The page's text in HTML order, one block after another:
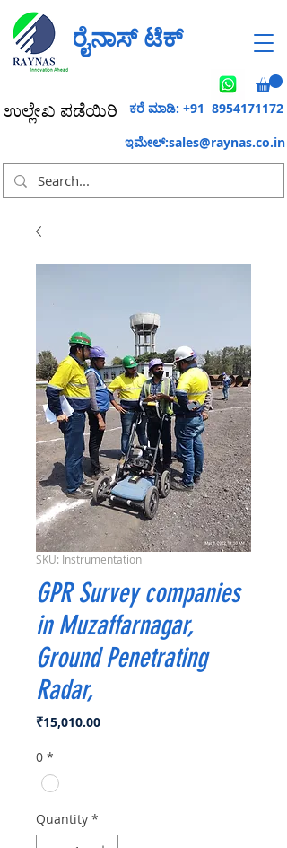
ಉಲ್ಲೇಖ ಪಡೆಯಿರಿ
ರೈನಾಸ್ ಟೆಕ್
ಕರೆ ಮಾಡಿ: +91 8954171172
ಇಮೇಲ್:sales@raynas.co.in
SKU: Instrumentation
GPR Survey companies
in Muzaffarnagar,
Ground Penetrating
Radar,
₹15,010.00Price
0 *
Quantity *